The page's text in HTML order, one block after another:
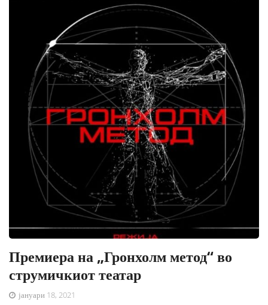
Премиера на „Гронхолм метод“ во
струмичкиот театар
јануари 18, 2021